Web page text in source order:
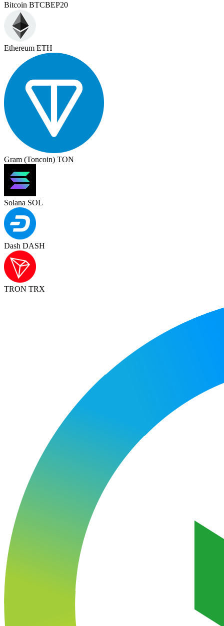
Bitcoin BTCBEP20
Ethereum ETH
Gram (Toncoin) TON
Solana SOL
Dash DASH
TRON TRX